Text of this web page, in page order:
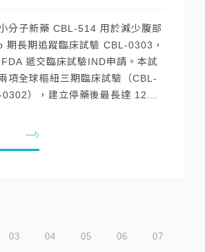
分子新藥 CBL-514 用於減少腹部
期長期追蹤臨床試驗 CBL-0303，
遞交臨床試驗IND申請。本試
項全球樞紐三期臨床試驗（CBL-
），建立停藥後最長達 12...
03 04 05 06
07